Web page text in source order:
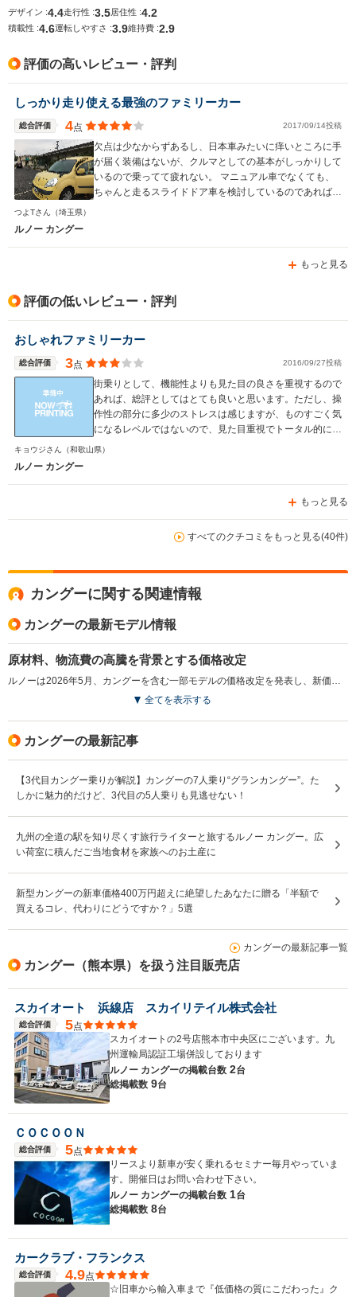
デザイン :4.4走行性 :3.5居住性 :4.2
積載性 :4.6運転しやすさ :3.9維持費 :2.9
評価の高いレビュー・評判
しっかり走り使える最強のファミリーカー
総合評価 4点 2017/09/14投稿
欠点は少なからずあるし、日本車みたいに痒いところに手
が届く装備はないが、クルマとしての基本がしっかりして
いるので乗ってて疲れない。 マニュアル車でなくても、
ちゃんと走るスライドドア車を検討しているのであれば、
つよTさん （埼玉県）
ルノー カングー
もっと見る
評価の低いレビュー・評判
おしゃれファミリーカー
総合評価 3点 2016/09/27投稿
街乗りとして、機能性よりも見た目の良さを重視するので
あれば、総評としてはとても良いと思います。ただし、操
作性の部分に多少のストレスは感じますが、ものすごく気
になるレベルではないので、見た目重視でトータル的に良
いと思います。社内での設備に関しては、充実感は国産の
しむことはできるので、自分としては、車に対しては機能
も重要ですが、1つの住まいとしてとらえたときには、目
に入ってくる色や、雰囲気に拘りたいので、総評としては
キョウジさん （和歌山県）
ルノー カングー
もっと見る
すべてのクチコミをもっと見る(40件)
カングーに関する関連情報
カングーの最新モデル情報
原材料、物流費の高騰を背景とする価格改定
ルノーは2026年5月、カングーを含む一部モデルの価格改定を発表し、新価格を適用した。原材料費や物流費の高騰を背景に、改定幅は2.3％から3.8％とされている。なお特別塗装に関する価格は据え置きとされ、仕様変更を伴わない純粋な価格見直しとなった。（2026.5）
全てを表示する
カングーの最新記事
【3代目カングー乗りが解説】カングーの7人乗り“グランカングー”。た
しかに魅力的だけど、3代目の5人乗りも見逃せない！
九州の全道の駅を知り尽くす旅行ライターと旅するルノー カングー。広
い荷室に積んだご当地食材を家族へのお土産に
新型カングーの新車価格400万円超えに絶望したあなたに贈る「半額で
買えるコレ、代わりにどうですか？」5選
カングーの最新記事一覧
カングー（熊本県）を扱う注目販売店
スカイオート 浜線店 スカイリテイル株式会社
総合評価 5点
スカイオートの2号店熊本市中央区にございます。九
州運輸局認証工場併設しております
ルノー カングーの掲載台数 2台
総掲載数 9台
ＣＯＣＯＯＮ
総合評価 5点
リースより新車が安く乗れるセミナー毎月やっていま
す。開催日はお問い合わせ下さい。
ルノー カングーの掲載台数 1台
総掲載数 8台
カークラブ・フランクス
総合評価 4.9点
☆旧車から輸入車まで『低価格の質にこだわった』ク